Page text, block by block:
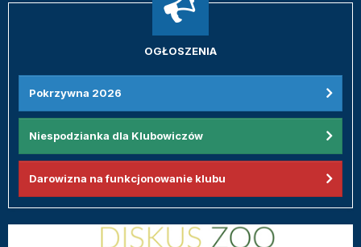
OGŁOSZENIA
Pokrzywna 2026
Niespodzianka dla Klubowiczów
Darowizna na funkcjonowanie klubu